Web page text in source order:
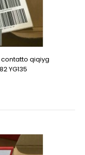
qiqiyg
YG135